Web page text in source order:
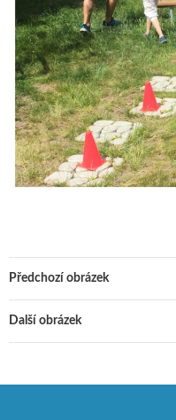
Předchozí obrázek
Další obrázek